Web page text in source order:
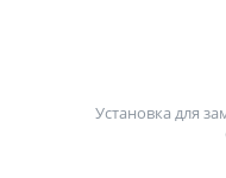
Установка для